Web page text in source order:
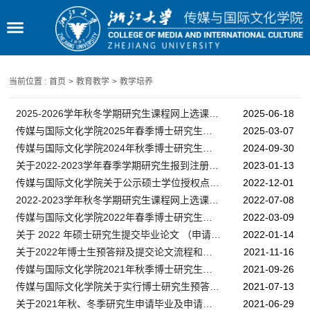
当前位置 : 首页 > 教育教学 > 教学培养
2025-06-18
2025-03-07
2024-09-30
2023-01-13
2022-12-01
2022-07-08
2022-03-09
2022-01-14
2021-11-16
2021-09-26
2021-07-13
2021-06-29